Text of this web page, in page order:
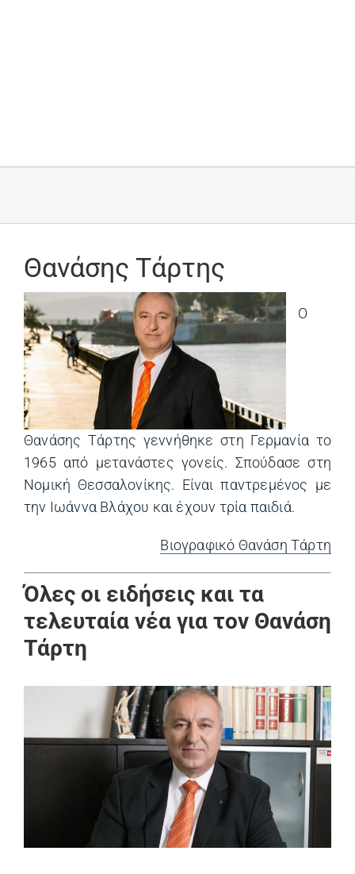
Θανάσης Τάρτης
Ο
Θανάσης Τάρτης γεννήθηκε στη Γερμανία το
1965 από μετανάστες γονείς. Σπούδασε στη
Νομική Θεσσαλονίκης. Είναι παντρεμένος με
την Ιωάννα Βλάχου και έχουν τρία παιδιά.
Βιογραφικό Θανάση Τάρτη
Όλες οι ειδήσεις και τα
τελευταία νέα για τον Θανάση
Τάρτη